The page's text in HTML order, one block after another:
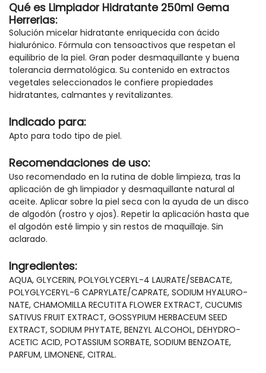
Qué es Limpiador Hidratante 250ml Gema
Herrerias:
Solución micelar hidratante enriquecida con ácido
hialurónico. Fórmula con tensoactivos que respetan el
equilibrio de la piel. Gran poder desmaquillante y buena
tolerancia dermatológica. Su contenido en extractos
vegetales seleccionados le confiere propiedades
hidratantes, calmantes y revitalizantes.
Indicado para:
Apto para todo tipo de piel.
Recomendaciones de uso:
Uso recomendado en la rutina de doble limpieza, tras la
aplicación de gh limpiador y desmaquillante natural al
aceite. Aplicar sobre la piel seca con la ayuda de un disco
de algodón (rostro y ojos). Repetir la aplicación hasta que
el algodón esté limpio y sin restos de maquillaje. Sin
aclarado.
Ingredientes:
AQUA, GLYCERIN, POLYGLYCERYL-4 LAURATE/SEBACATE,
POLYGLYCERYL-6 CAPRYLATE/CAPRATE, SODIUM HYALURO-
NATE, CHAMOMILLA RECUTITA FLOWER EXTRACT, CUCUMIS
SATIVUS FRUIT EXTRACT, GOSSYPIUM HERBACEUM SEED
EXTRACT, SODIUM PHYTATE, BENZYL ALCOHOL, DEHYDRO-
ACETIC ACID, POTASSIUM SORBATE, SODIUM BENZOATE,
PARFUM, LIMONENE, CITRAL.